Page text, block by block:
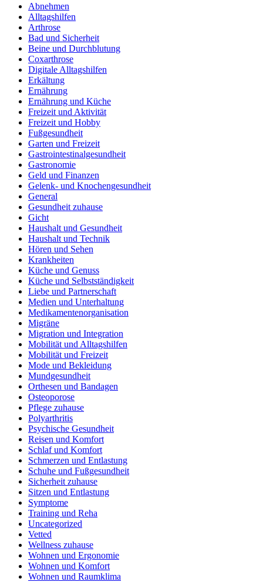
Abnehmen
Alltagshilfen
Arthrose
Bad und Sicherheit
Beine und Durchblutung
Coxarthrose
Digitale Alltagshilfen
Erkältung
Ernährung
Ernährung und Küche
Freizeit und Aktivität
Freizeit und Hobby
Fußgesundheit
Garten und Freizeit
Gastrointestinalgesundheit
Gastronomie
Geld und Finanzen
Gelenk- und Knochengesundheit
General
Gesundheit zuhause
Gicht
Haushalt und Gesundheit
Haushalt und Technik
Hören und Sehen
Krankheiten
Küche und Genuss
Küche und Selbstständigkeit
Liebe und Partnerschaft
Medien und Unterhaltung
Medikamentenorganisation
Migräne
Migration und Integration
Mobilität und Alltagshilfen
Mobilität und Freizeit
Mode und Bekleidung
Mundgesundheit
Orthesen und Bandagen
Osteoporose
Pflege zuhause
Polyarthritis
Psychische Gesundheit
Reisen und Komfort
Schlaf und Komfort
Schmerzen und Entlastung
Schuhe und Fußgesundheit
Sicherheit zuhause
Sitzen und Entlastung
Symptome
Training und Reha
Uncategorized
Vetted
Wellness zuhause
Wohnen und Ergonomie
Wohnen und Komfort
Wohnen und Raumklima